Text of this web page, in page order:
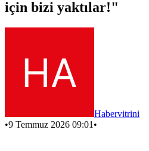
için bizi yaktılar!"
Habervitrini
•9 Temmuz 2026 09:01 •